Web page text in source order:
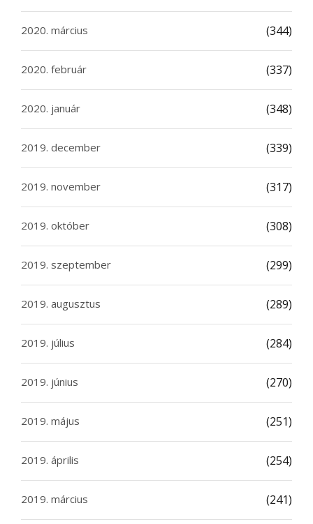
2020. március (344)
2020. február (337)
2020. január (348)
2019. december (339)
2019. november (317)
2019. október (308)
2019. szeptember (299)
2019. augusztus (289)
2019. július (284)
2019. június (270)
2019. május (251)
2019. április (254)
2019. március (241)